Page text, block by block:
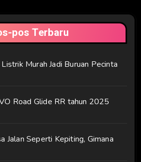
pos Terbaru
Murah Jadi Buruan Pecinta
Road Glide RR tahun 2025
Jalan Seperti Kepiting, Gimana